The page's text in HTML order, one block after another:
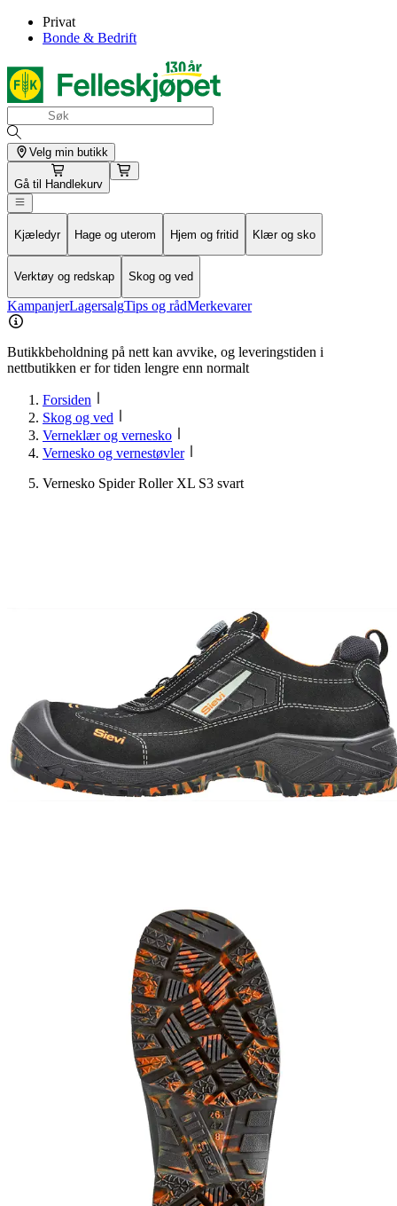
Privat
Bonde & Bedrift
Velg min butikk
Gå til Handlekurv
Kjæledyr Hage og uterom Hjem og fritid Klær og sko
Verktøy og redskap Skog og ved
KampanjerLagersalgTips og rådMerkevarer
Butikkbeholdning på nett kan avvike, og leveringstiden i
nettbutikken er for tiden lengre enn normalt
Forsiden
Skog og ved
Verneklær og vernesko
Vernesko og vernestøvler
Vernesko Spider Roller XL S3 svart